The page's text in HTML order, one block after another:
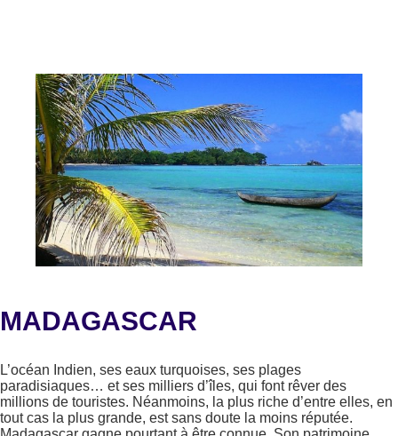
MADAGASCAR
L’océan Indien, ses eaux turquoises, ses plages
paradisiaques… et ses milliers d’îles, qui font rêver des
millions de touristes. Néanmoins, la plus riche d’entre elles, en
tout cas la plus grande, est sans doute la moins réputée.